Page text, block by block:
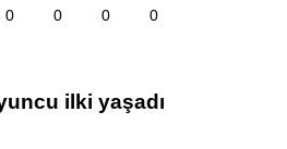
0 0 0 0
ilki yaşadı